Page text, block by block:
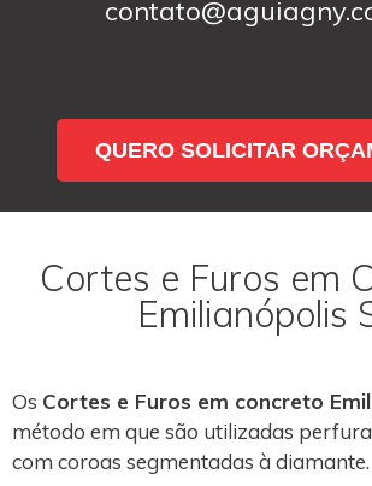
QUERO SOLICITAR
Cortes e Furos em
Emilianópolis
Os Cortes e Furos em concreto
método em que são utilizadas
com coroas segmentadas à diamante.